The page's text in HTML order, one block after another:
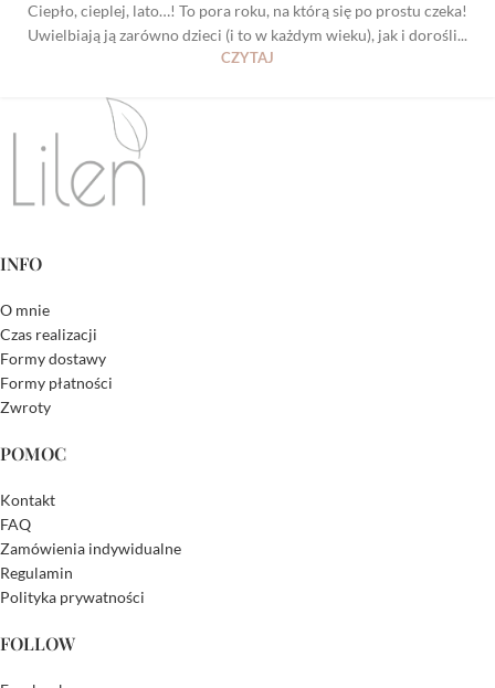
Ciepło, cieplej, lato…! To pora roku, na którą się po prostu czeka!
Uwielbiają ją zarówno dzieci (i to w każdym wieku), jak i dorośli...
CZYTAJ
INFO
O mnie
Czas realizacji
Formy dostawy
Formy płatności
Zwroty
POMOC
Kontakt
FAQ
Zamówienia indywidualne
Regulamin
Polityka prywatności
FOLLOW